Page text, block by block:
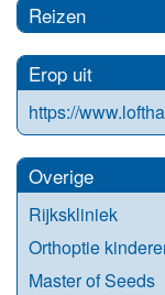
Reizen
Erop uit
https://
Overige
Rijkskliniek
Orthoptie
Master of Seeds